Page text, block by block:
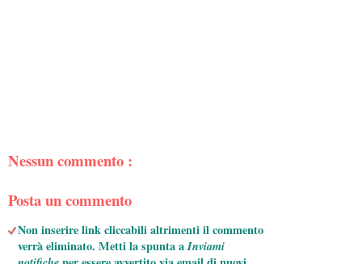
Nessun commento :
Posta un commento
Non inserire link cliccabili altrimenti il commento
verrà eliminato. Metti la spunta aInviami